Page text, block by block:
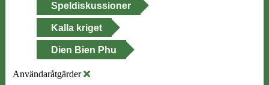
Speldiskussioner
Kalla kriget
Dien Bien Phu
Användaråtgärder